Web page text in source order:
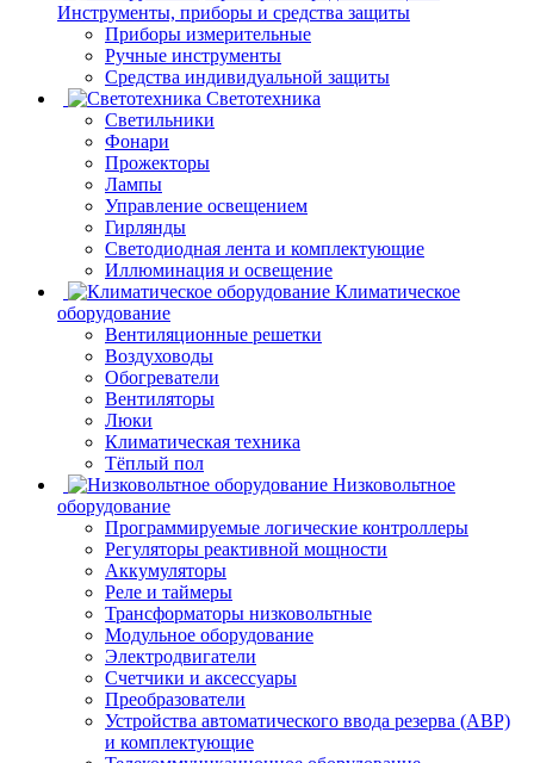
Инструменты, приборы и средства защиты
Приборы измерительные
Ручные инструменты
Средства индивидуальной защиты
Светотехника
Светильники
Фонари
Прожекторы
Лампы
Управление освещением
Гирлянды
Светодиодная лента и комплектующие
Иллюминация и освещение
Климатическое
оборудование
Вентиляционные решетки
Воздуховоды
Обогреватели
Вентиляторы
Люки
Климатическая техника
Тёплый пол
Низковольтное
оборудование
Программируемые логические контроллеры
Регуляторы реактивной мощности
Аккумуляторы
Реле и таймеры
Трансформаторы низковольтные
Модульное оборудование
Электродвигатели
Счетчики и аксессуары
Преобразователи
Устройства автоматического ввода резерва (АВР)
и комплектующие